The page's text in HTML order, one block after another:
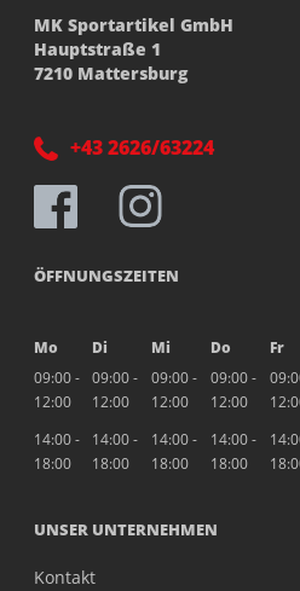
MK Sportartikel GmbH
Hauptstraße 1
7210 Mattersburg
+43 2626/63224
ÖFFNUNGSZEITEN
Mo Di Mi Do Fr
09:00 -
12:00
09:00 -
12:00
09:00 -
12:00
09:00 -
12:00
14:00 -
18:00
14:00 -
18:00
14:00 -
18:00
14:00 -
18:00
UNSER UNTERNEHMEN
Kontakt